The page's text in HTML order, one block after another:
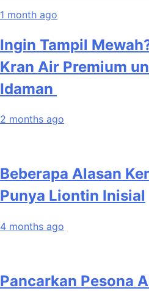
1 month ago
Ingin Tampil
Kran Air Premium
Idaman
2 months ago
Beberapa Alasan
Punya Liontin Inisial
4 months ago
Pancarkan Pesona